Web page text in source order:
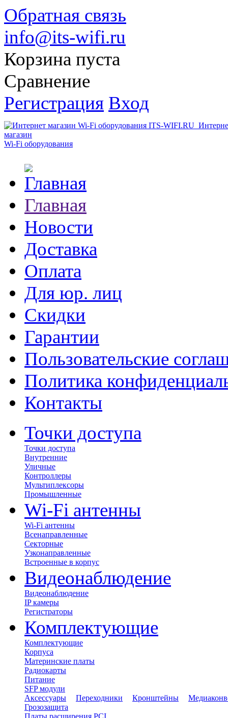
Обратная связь
info@its-wifi.ru
Корзина пуста
Сравнение
Регистрация Вход
магазин
Wi-Fi оборудования
Главная
Новости
Доставка
Оплата
Для юр. лиц
Скидки
Гарантии
Пользовательские
Политика
Контакты
Точки доступа
Точки доступа
Внутренние
Уличные
Контроллеры
Мультиплексоры
Промышленные
Wi-Fi антенны
Wi-Fi антенны
Всенаправленные
Секторные
Узконаправленные
Встроенные в корпус
Видеонаблюдение
Видеонаблюдение
IP камеры
Регистраторы
Комплектующие
Комплектующие
Корпуса
Материнские платы
Радиокарты
Питание
SFP модули
Аксессуары
Переходники Кронштейны
Грозозащита
Платы расширения PCI